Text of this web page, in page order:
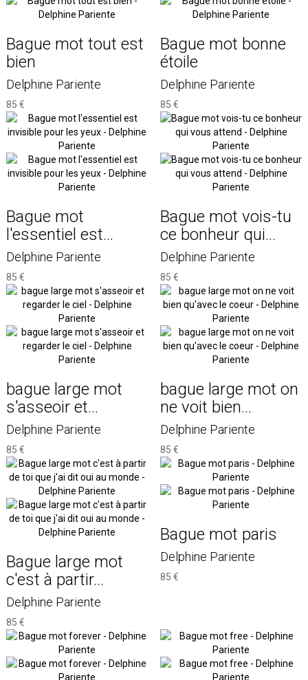
Bague mot tout est
bien
Delphine Pariente
85 €
Bague mot bonne
étoile
Delphine Pariente
85 €
Bague mot
l'essentiel est...
Delphine Pariente
85 €
Bague mot vois-tu
ce bonheur qui...
Delphine Pariente
85 €
bague large mot
s'asseoir et...
Delphine Pariente
85 €
bague large mot on
ne voit bien...
Delphine Pariente
85 €
Bague large mot
c'est à partir...
Delphine Pariente
85 €
Bague mot paris
Delphine Pariente
85 €